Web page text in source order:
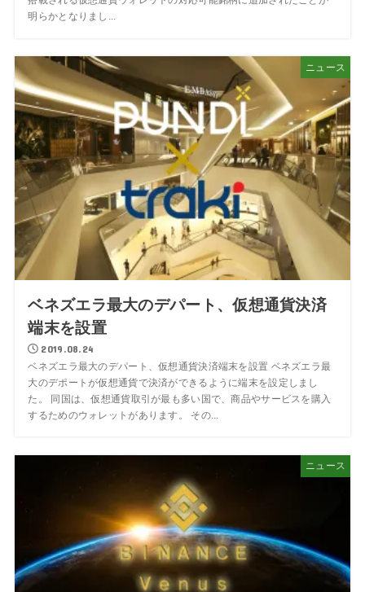
明らかとなりまし...
ニュース
ベネズエラ最大のデパート、仮想通貨決済
端末を設置
2019.08.24
ベネズエラ最大のデパート、仮想通貨決済端末を設置 ベネズエラ最
大のデポートが仮想通貨で決済ができるように端末を設定しまし
た。 同国は、仮想通貨取引が最も多い国で、商品やサービスを購入
するためのウォレットがあります。 その...
ニュース